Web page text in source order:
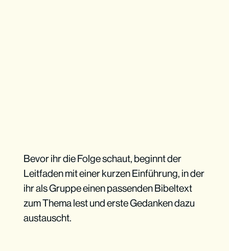
Bevor ihr die Folge schaut, beginnt der
Leitfaden mit einer kurzen Einführung, in der
ihr als Gruppe einen passenden Bibeltext
zum Thema lest und erste Gedanken dazu
austauscht.